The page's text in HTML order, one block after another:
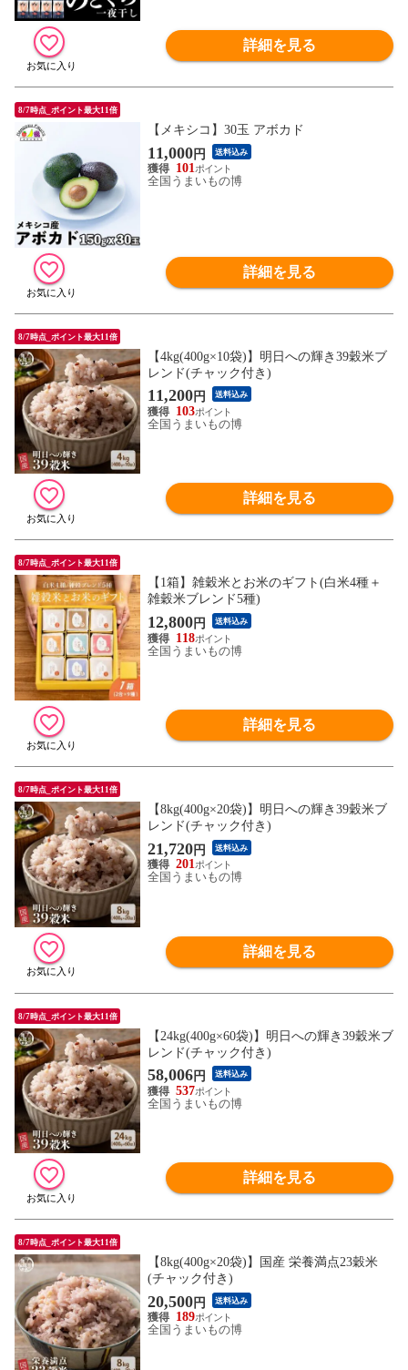
詳細を見る
8/7時点_ポイント最大11倍
【メキシコ】30玉 アボカド
11,000円 送料込み
101
全国うまいもの博
詳細を見る
8/7時点_ポイント最大11倍
【4kg(400g×10袋)】明日への輝き39穀米ブ
レンド(チャック付き)
11,200円 送料込み
103
全国うまいもの博
詳細を見る
8/7時点_ポイント最大11倍
【1箱】雑穀米とお米のギフト(白米4種＋
雑穀米ブレンド5種)
12,800円 送料込み
118
全国うまいもの博
詳細を見る
8/7時点_ポイント最大11倍
【8kg(400g×20袋)】明日への輝き39穀米ブ
レンド(チャック付き)
21,720円 送料込み
201
全国うまいもの博
詳細を見る
8/7時点_ポイント最大11倍
【24kg(400g×60袋)】明日への輝き39穀米ブ
レンド(チャック付き)
58,006円 送料込み
537
全国うまいもの博
詳細を見る
8/7時点_ポイント最大11倍
【8kg(400g×20袋)】国産 栄養満点23穀米
(チャック付き)
20,500円 送料込み
189
全国うまいもの博